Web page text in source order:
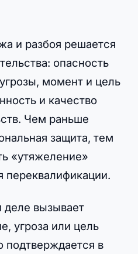
и разбоя решается
опасность
момент и цель
и качество
Чем раньше
защита, тем
«утяжеление»
переквалификации.
деле вызывает
угроза или цель
в